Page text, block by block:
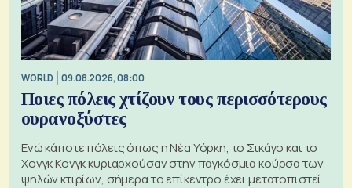
WORLD 09.08.2026, 08:00
Ποιες πόλεις χτίζουν τους περισσότερους
ουρανοξύστες
Ενώ κάποτε πόλεις όπως η Νέα Υόρκη, το Σικάγο και το
Χονγκ Κονγκ κυριαρχούσαν στην παγκόσμια κούρσα των
ψηλών κτιρίων, σήμερα το επίκεντρο έχει μετατοπιστεί